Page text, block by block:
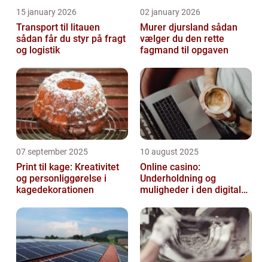
15 january 2026
Transport til litauen
sådan får du styr på fragt
og logistik
02 january 2026
Murer djursland sådan
vælger du den rette
fagmand til opgaven
07 september 2025
Print til kage: Kreativitet
og personliggørelse i
kagedekorationen
10 august 2025
Online casino:
Underholdning og
muligheder i den digitale